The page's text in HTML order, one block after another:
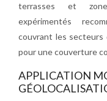
terrasses et
expérimentés
couvrant les secteurs
pour une couverture
APPLICATION